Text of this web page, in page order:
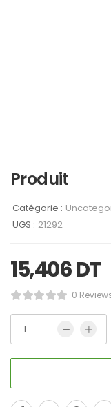
Produit
Catégorie :
UGS : 21292
15,406DT
0